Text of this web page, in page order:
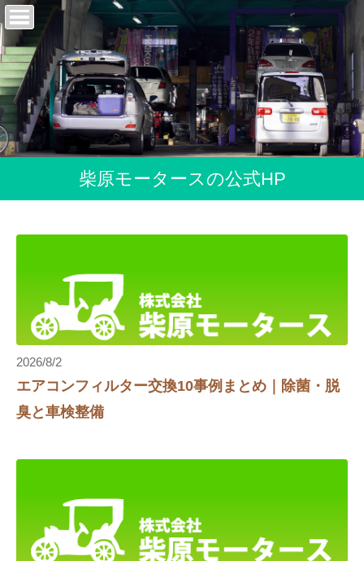
柴原モータースの公式HP
2026/8/2
エアコンフィルター交換10事例まとめ｜除菌・脱
臭と車検整備